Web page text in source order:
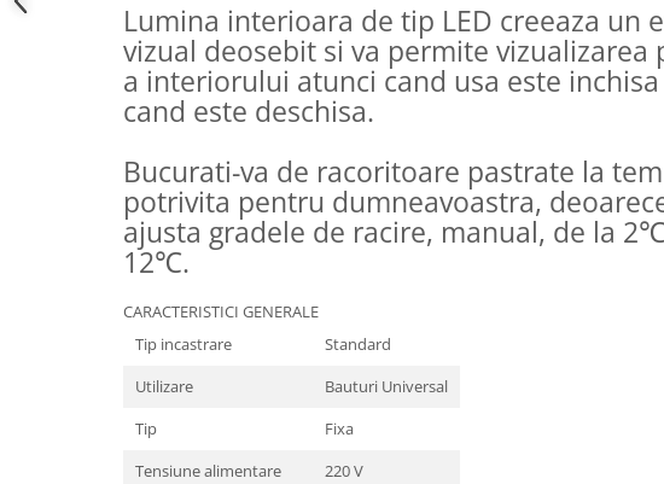
Lumina interioara de tip LED creeaza un
vizual deosebit si va permite vizualizarea
a interiorului atunci cand usa este
cand este deschisa.
Bucurati-va de racoritoare pastrate la
potrivita pentru dumneavoastra,
ajusta gradele de racire, manual, de la
12℃.
CARACTERISTICI GENERALE
Tip incastrare
Standard
Utilizare
Bauturi Universal
Tip
Fixa
Tensiune alimentare
220 V